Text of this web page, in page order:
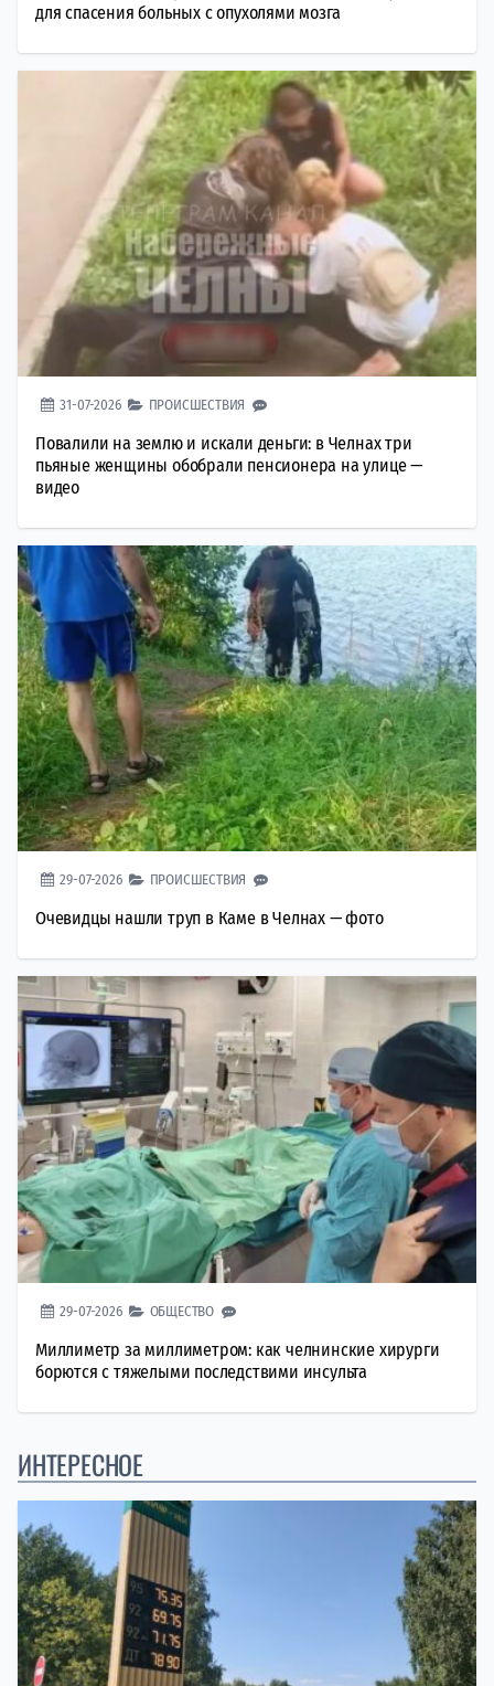
для спасения больных с опухолями мозга
31-07-2026 ПРОИСШЕСТВИЯ
Повалили на землю и искали деньги: в Челнах три
пьяные женщины обобрали пенсионера на улице —
видео
29-07-2026 ПРОИСШЕСТВИЯ
Очевидцы нашли труп в Каме в Челнах — фото
29-07-2026 ОБЩЕСТВО
Миллиметр за миллиметром: как челнинские хирурги
борются с тяжелыми последствими инсульта
ИНТЕРЕСНОЕ